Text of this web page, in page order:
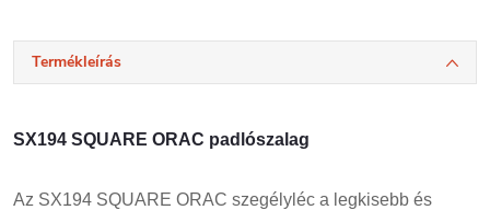
Termékleírás
SX194 SQUARE ORAC padlószalag
Az SX194 SQUARE ORAC szegélyléc a legkisebb és